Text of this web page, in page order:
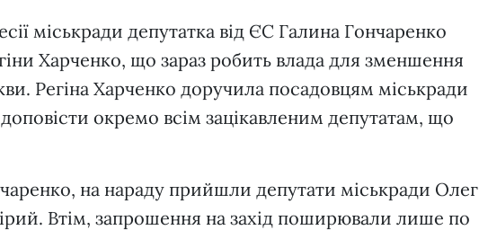
міськради депутатка від ЄС Галина Гончаренко
Харченко, що зараз робить влада для зменшення
Регіна Харченко доручила посадовцям міськради
окремо всім зацікавленим депутатам, що
на нараду прийшли депутати міськради Олег
Втім, запрошення на захід поширювали лише по